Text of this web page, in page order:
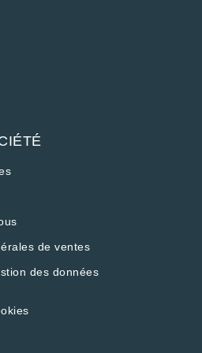
vos préférences
de ventes
des données